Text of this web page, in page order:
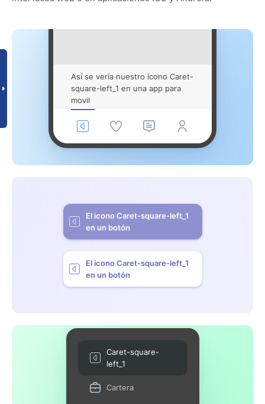
Así se vería nuestro icono Caret-
square-left_1 en una app para
movil
El icono Caret-square-left_1
en un botón
El icono Caret-square-left_1
en un botón
Caret-square-
left_1
Cartera